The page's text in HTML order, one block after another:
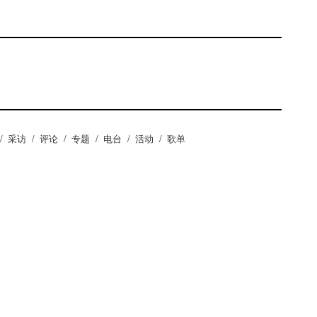
/ 采访 / 评论 / 专题 / 电台 / 活动 / 歌单